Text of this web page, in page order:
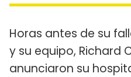
Horas antes de su
y su equipo, Richard
anunciaron su